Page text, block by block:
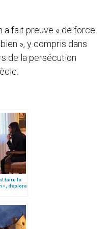
a fait preuve « de force
», y compris dans
de la persécution
faire le
», déplore